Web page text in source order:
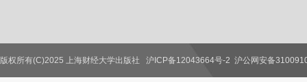
联系我们
版权所有(C)2025 上海财经大学出版社 沪ICP备12043664号-2 沪公网安备